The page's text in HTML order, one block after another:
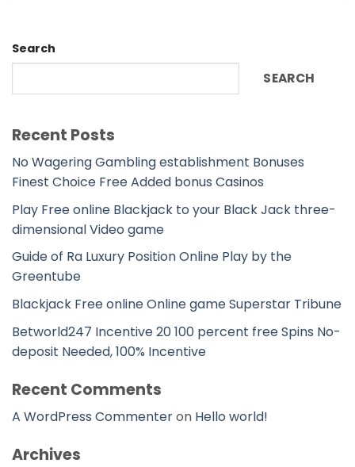
Search
SEARCH
Recent Posts
No Wagering Gambling establishment Bonuses
Finest Choice Free Added bonus Casinos
Play Free online Blackjack to your Black Jack three-
dimensional Video game
Guide of Ra Luxury Position Online Play by the
Greentube
Blackjack Free online Online game Superstar Tribune
Betworld247 Incentive 20 100 percent free Spins No-
deposit Needed, 100% Incentive
Recent Comments
A WordPress Commenteron Hello world!
Archives